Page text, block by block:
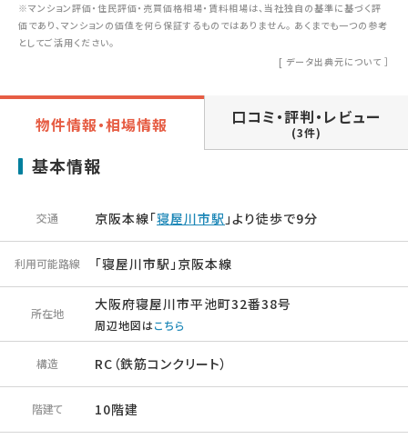
※マンション評価・住民評価・売買価格相場・賃料相場は、当社独自の基準に基づく評
価であり、マンションの価値を何ら保証するものではありません。 あくまでも一つの参考
としてご活用ください。
[ データ出典元について ］
物件情報・相場情報 口コミ・評判・レビュー
(3件)
基本情報
交通 京阪本線「寝屋川市駅 」より徒歩で9分
利用可能路線 「寝屋川市駅」京阪本線
所在地
大阪府寝屋川市平池町32番38号
周辺地図はこちら
構造 RC（鉄筋コンクリート）
階建て 10階建